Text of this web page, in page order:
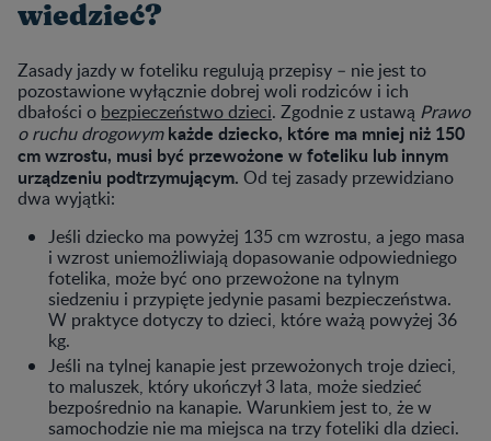
wiedzieć?
Zasady jazdy w foteliku regulują przepisy – nie jest to
pozostawione wyłącznie dobrej woli rodziców i ich
dbałości o bezpieczeństwo dzieci. Zgodnie z ustawą Prawo
o ruchu drogowym każde dziecko, które ma mniej niż 150
cm wzrostu, musi być przewożone w foteliku lub innym
urządzeniu podtrzymującym. Od tej zasady przewidziano
dwa wyjątki:
Jeśli dziecko ma powyżej 135 cm wzrostu, a jego masa
i wzrost uniemożliwiają dopasowanie odpowiedniego
fotelika, może być ono przewożone na tylnym
siedzeniu i przypięte jedynie pasami bezpieczeństwa.
W praktyce dotyczy to dzieci, które ważą powyżej 36
kg.
Jeśli na tylnej kanapie jest przewożonych troje dzieci,
to maluszek, który ukończył 3 lata, może siedzieć
bezpośrednio na kanapie. Warunkiem jest to, że w
samochodzie nie ma miejsca na trzy foteliki dla dzieci.